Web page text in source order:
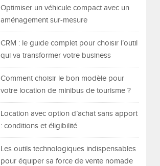
Optimiser un véhicule compact avec un
aménagement sur-mesure
CRM : le guide complet pour choisir l’outil
qui va transformer votre business
Comment choisir le bon modèle pour
votre location de minibus de tourisme ?
Location avec option d’achat sans apport
: conditions et éligibilité
Les outils technologiques indispensables
pour équiper sa force de vente nomade